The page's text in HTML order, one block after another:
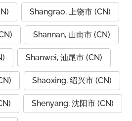
Shangrao, 上饶市 (CN)
Shannan, 山南市 (CN)
Shanwei, 汕尾市 (CN)
Shaoxing, 绍兴市 (CN)
Shenyang, 沈阳市 (CN)